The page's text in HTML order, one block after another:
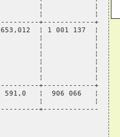
¦            ¦
¦            ¦
+------------+
¦ 1 001 137  ¦
¦            ¦
¦            ¦
¦            ¦
¦            ¦
¦            ¦
¦            ¦
+------------+
591,0   ¦  906 066   ¦
¦            ¦
+-------------